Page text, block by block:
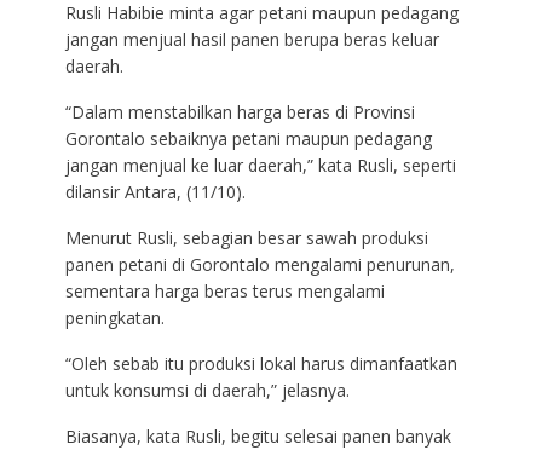
Rusli Habibie minta agar petani maupun pedagang
jangan menjual hasil panen berupa beras keluar
daerah.
“Dalam menstabilkan harga beras di Provinsi
Gorontalo sebaiknya petani maupun pedagang
jangan menjual ke luar daerah,” kata Rusli, seperti
dilansir Antara, (11/10).
Menurut Rusli, sebagian besar sawah produksi
panen petani di Gorontalo mengalami penurunan,
sementara harga beras terus mengalami
peningkatan.
“Oleh sebab itu produksi lokal harus dimanfaatkan
untuk konsumsi di daerah,” jelasnya.
Biasanya, kata Rusli, begitu selesai panen banyak